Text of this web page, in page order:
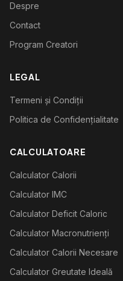
Despre
Contact
Program Creatori
LEGAL
Termeni și Condiții
Politica de Confidențialitate
CALCULATOARE
Calculator Calorii
Calculator IMC
Calculator Deficit Caloric
Calculator Macronutrienți
Calculator Calorii Necesare
Calculator Greutate Ideală